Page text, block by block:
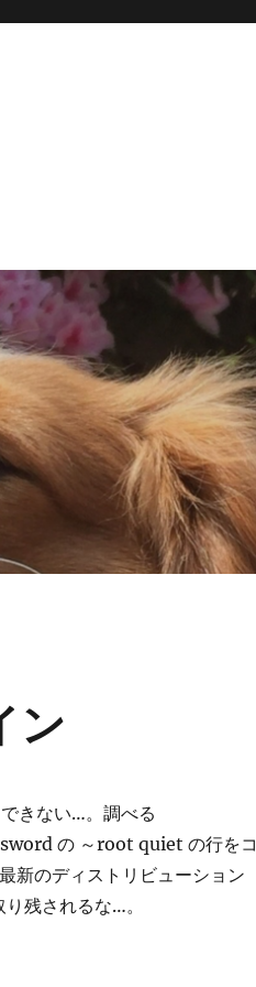
ン
きない…。調べる
の ～root quiet の行をコ
新のディストリビューション
残されるな…。